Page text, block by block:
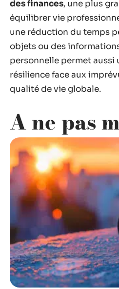
des finances, une plus
équilibrer vie
une réduction du temps
objets ou des
personnelle permet aussi
résilience face aux
qualité de vie globale.
A ne pas